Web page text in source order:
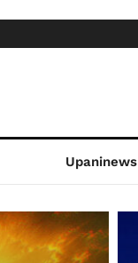
Upaninews